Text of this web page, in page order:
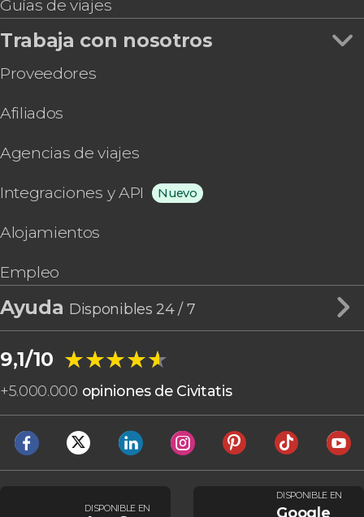
Guías de viajes
Trabaja con nosotros
Proveedores
Afiliados
Agencias de viajes
Integraciones y API Nuevo
Alojamientos
Empleo
Ayuda Disponibles 24 / 7
9,1/10 ★★★★★
★★★★★
+5.000.000 opiniones de Civitatis
DISPONIBLE EN
DISPONIBLE EN
Google